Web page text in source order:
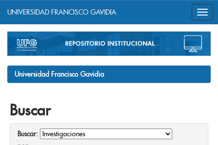
navigation
UNIVERSIDAD FRANCISCO GAVIDIA
Universidad Francisco Gavidia
Buscar
Buscar: